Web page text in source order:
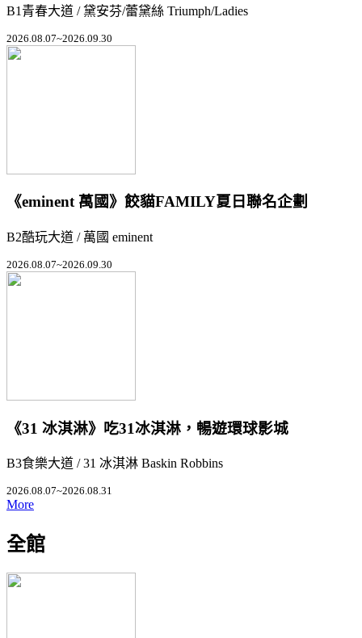
B1青春大道 / 黛安芬/蕾黛絲 Triumph/Ladies
2026.08.07~2026.09.30
《eminent 萬國》餃貓FAMILY夏日聯名企劃
B2酷玩大道 / 萬國 eminent
2026.08.07~2026.09.30
《31 冰淇淋》吃31冰淇淋，暢遊環球影城
B3食樂大道 / 31 冰淇淋 Baskin Robbins
2026.08.07~2026.08.31
More
全館